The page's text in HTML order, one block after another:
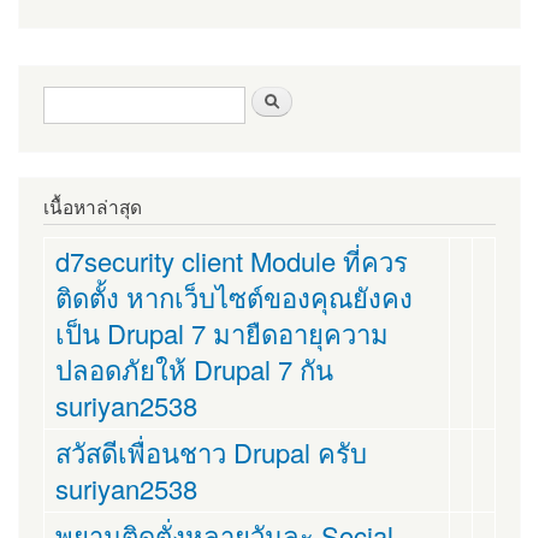
ฟอร์มค้นหา
เนื้อหาล่าสุด
d7security client Module ที่ควร
ติดตั้ง หากเว็บไซต์ของคุณยังคง
เป็น Drupal 7 มายืดอายุความ
ปลอดภัยให้ Drupal 7 กัน
suriyan2538
สวัสดีเพื่อนชาว Drupal ครับ
suriyan2538